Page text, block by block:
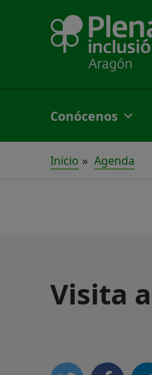
contenido
Conócenos
Inicio Agenda
Visita